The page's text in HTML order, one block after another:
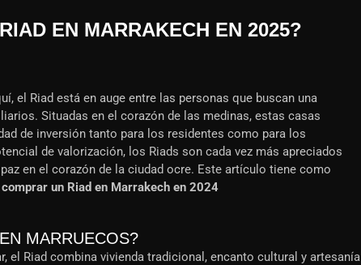
EN MARRAKECH EN 2025?
el Riad está en auge entre las personas que buscan una
Situadas en el corazón de las medinas, estas casas
de inversión tanto para los residentes como para los
de valorización, los Riads son cada vez más apreciados
en el corazón de la ciudad ocre. Este artículo tiene como
comprar un Riad en Marrakech en 2024
MARRUECOS?
el Riad combina vivienda tradicional, encanto cultural y artesanía